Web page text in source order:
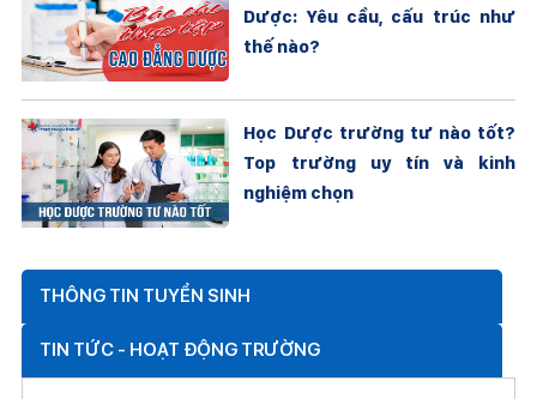
Dược: Yêu cầu, cấu trúc như
thế nào?
Học Dược trường tư nào tốt?
Top trường uy tín và kinh
nghiệm chọn
THÔNG TIN TUYỂN SINH
TIN TỨC - HOẠT ĐỘNG TRƯỜNG